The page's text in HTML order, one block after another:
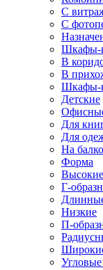
С
С
Шкафы-
В
В
Шкафы-
Детские
Для
Для
На
Форма
Высокие
Г-
Низкие
П-